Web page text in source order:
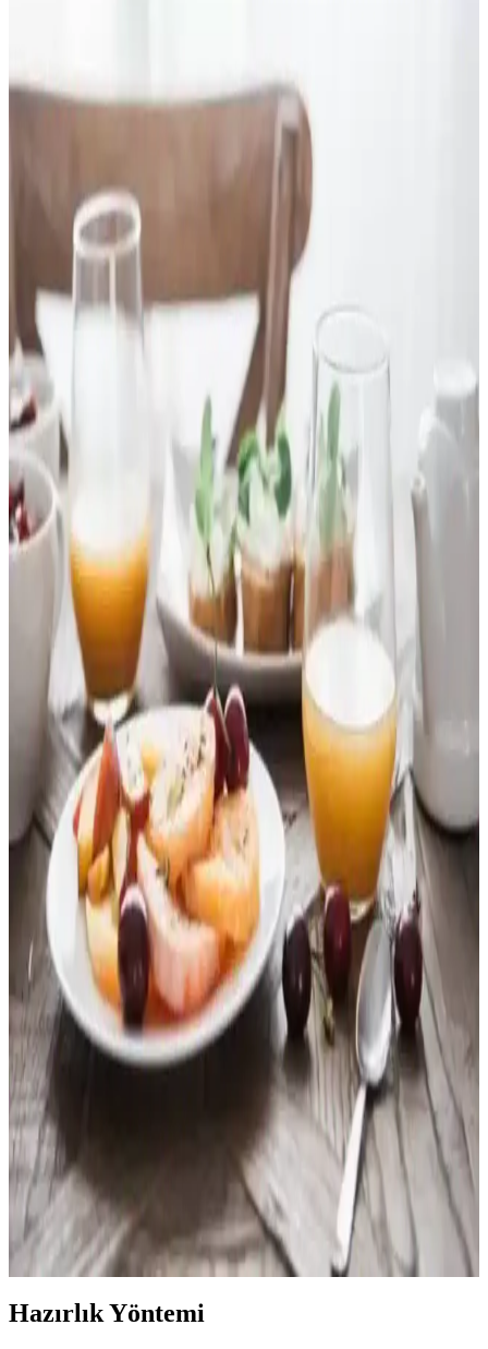
doku açısından çeşitlilik sunar. Yumurtanın sarısı doğal sos işlevi
görürken, mayonez, acı soslar, ketçap ve reçeller gibi seçenekler
Kuruyemişlere Alternatif Olarak Kahvaltıda
Kullanılabilecek Ekonomik ve Protein Zengini
Besinler
Kuruyemişlerin yüksek fiyatları nedeniyle, kahvaltıda protein
ihtiyacını karşılamak için Yunan yoğurdu, baklagiller ve protein
tozları gibi ekonomik ve protein açısından zengin alternatifler
önerilmektedir.
Kakaolu Petibörler: Günlük Hayatta Sıkça Tercih
Edilen Pratik ve Lezzetli Atıştırmalık
Kakaolu petibörler, hafif tatlı ve gevrek yapısıyla kahvaltı ve ara
öğünlerde tercih edilen, çeşitli markalar tarafından sunulan pratik ve
besleyici atıştırmalıktır.
Kırmızı Meyveli Soslar: Tatlılar ve Kahvaltılık
Ürünler İçin Lezzetli Seçenekler
Kırmızı meyveli soslar, doğal meyve aromalarıyla tatlı ve kahvaltılık
ürünlere lezzet katan vazgeçilmez seçeneklerdir. Çilek, frambuaz ve
kiraz gibi meyvelerle zenginleştirilmiş bu soslar, çeşitli kullanım
alanlarıyla mutfaklarda favoridir.
Lotus Kahvaltılık Tatlı Ezme Seçenekleri ve
Kullanım Alanları Hakkında Detaylı Bilgi
Lotus kahvaltılık tatlı ezme seçenekleri hakkında detaylı bilgi
bulunmamaktadır. Ancak, genel ezme çeşitleri ve kullanım
alanlarıyla kahvaltı sofralarını zenginleştiren pratik alternatifler
sunar.
Krem Peynirin Kahvaltıdaki Yeri ve Sağlıklı
Tüketim İpuçları
Krem peynir, kahvaltı sofralarının vazgeçilmezleri arasında yer alır.
Lezzetli ve kolay kullanımlı bu ürün, çeşitli tat seçenekleriyle
kahvaltınızı zenginleştirir, sağlıklı tüketim için ipuçları sunar.
Yeşil İncir Reçeli: Doğal ve Sağlıklı Meyve İçeriğiyle
Lezzetli Bir Seçenek
Yüksek meyve içeriği ve doğal üretimiyle öne çıkan yeşil incir
reçeli, kahvaltı ve tatlılarda sağlıklı ve lezzetli bir alternatif sunar.
Vitamin ve mineral deposu, doğal tatlandırıcılar içerir.
Dondurucudan Hızlı Hazırlanan ve Besleyici Sabah
Kahvaltısı Seçenekleri
Düzensiz sabah saatlerinde kolayca hazırlanabilen dondurulmuş
yumurta ısırıkları, burritolar, gece öncesi yulaf ve haşlanmış yumurta
gibi pratik ve besleyici kahvaltı seçenekleri sunulmaktadır.
Hazırlık Yöntemi